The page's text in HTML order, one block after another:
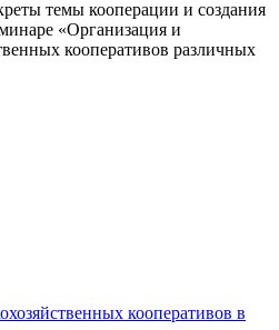
темы кооперации и создания
«Организация и
кооперативов различных